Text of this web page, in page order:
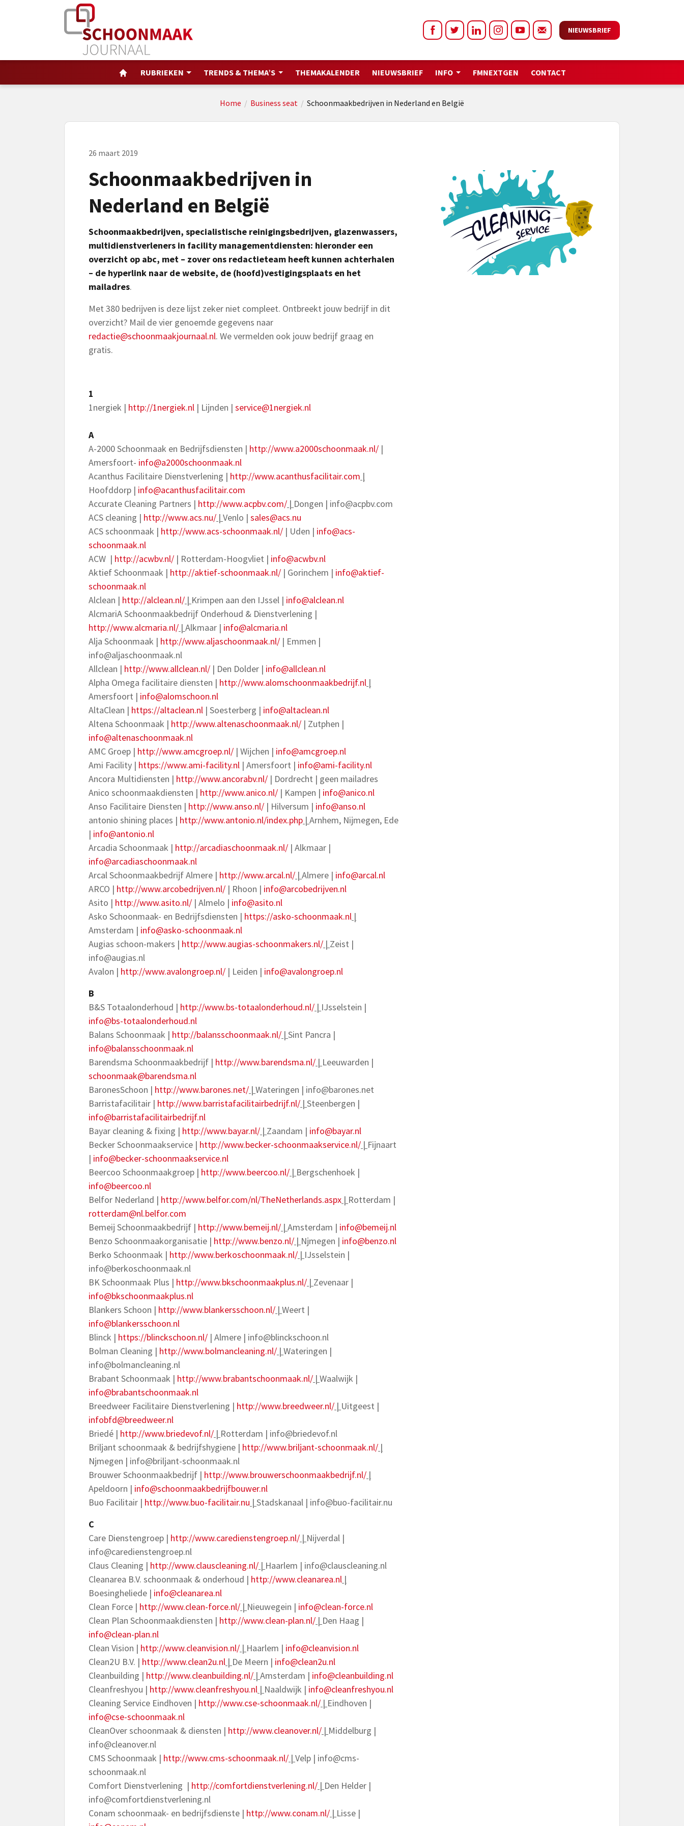
NIEUWSBRIEF
RUBRIEKEN TRENDS & THEMA’S THEMAKALENDER NIEUWSBRIEF INFO FMNEXTGEN CONTACT
Home / Business seat / Schoonmaakbedrijven in Nederland en België
26 maart 2019
Schoonmaakbedrijven in
Nederland en België
Schoonmaakbedrijven, specialistische reinigingsbedrijven, glazenwassers,
multidienstverleners in facility managementdiensten: hieronder een
overzicht op abc, met – zover ons redactieteam heeft kunnen achterhalen
– de hyperlink naar de website, de (hoofd)vestigingsplaats en het
mailadres.
Met 380 bedrijven is deze lijst zeker niet compleet. Ontbreekt jouw bedrijf in dit
overzicht? Mail de vier genoemde gegevens naar
redactie@schoonmaakjournaal.nl. We vermelden ook jouw bedrijf graag en
gratis.
1
1nergiek | http://1nergiek.nl | Lijnden | service@1nergiek.nl
A
A-2000 Schoonmaak en Bedrijfsdiensten | http://www.a2000schoonmaak.nl/ |
Amersfoort- info@a2000schoonmaak.nl
Acanthus Facilitaire Dienstverlening | http://www.acanthusfacilitair.com |
Hoofddorp | info@acanthusfacilitair.com
Accurate Cleaning Partners | http://www.acpbv.com/ | Dongen | info@acpbv.com
ACS cleaning | http://www.acs.nu/ | Venlo | sales@acs.nu
ACS schoonmaak | http://www.acs-schoonmaak.nl/ | Uden | info@acs-
schoonmaak.nl
ACW | http://acwbv.nl/ | Rotterdam-Hoogvliet | info@acwbv.nl
Aktief Schoonmaak | http://aktief-schoonmaak.nl/ | Gorinchem | info@aktief-
schoonmaak.nl
Alclean | http://alclean.nl/ | Krimpen aan den IJssel | info@alclean.nl
AlcmariA Schoonmaakbedrijf Onderhoud & Dienstverlening |
http://www.alcmaria.nl/ | Alkmaar | info@alcmaria.nl
Alja Schoonmaak | http://www.aljaschoonmaak.nl/ | Emmen |
info@aljaschoonmaak.nl
Allclean | http://www.allclean.nl/ | Den Dolder | info@allclean.nl
Alpha Omega facilitaire diensten | http://www.alomschoonmaakbedrijf.nl |
Amersfoort | info@alomschoon.nl
AltaClean | https://altaclean.nl | Soesterberg | info@altaclean.nl
Altena Schoonmaak | http://www.altenaschoonmaak.nl/ | Zutphen |
info@altenaschoonmaak.nl
AMC Groep | http://www.amcgroep.nl/ | Wijchen | info@amcgroep.nl
Ami Facility | https://www.ami-facility.nl | Amersfoort | info@ami-facility.nl
Ancora Multidiensten | http://www.ancorabv.nl/ | Dordrecht | geen mailadres
Anico schoonmaakdiensten | http://www.anico.nl/ | Kampen | info@anico.nl
Anso Facilitaire Diensten | http://www.anso.nl/ | Hilversum | info@anso.nl
antonio shining places | http://www.antonio.nl/index.php | Arnhem, Nijmegen, Ede
| info@antonio.nl
Arcadia Schoonmaak | http://arcadiaschoonmaak.nl/ | Alkmaar |
info@arcadiaschoonmaak.nl
Arcal Schoonmaakbedrijf Almere | http://www.arcal.nl/ | Almere | info@arcal.nl
ARCO | http://www.arcobedrijven.nl/ | Rhoon | info@arcobedrijven.nl
Asito | http://www.asito.nl/ | Almelo | info@asito.nl
Asko Schoonmaak- en Bedrijfsdiensten | https://asko-schoonmaak.nl |
Amsterdam | info@asko-schoonmaak.nl
Augias schoon-makers | http://www.augias-schoonmakers.nl/ | Zeist |
info@augias.nl
Avalon | http://www.avalongroep.nl/ | Leiden | info@avalongroep.nl
B
B&S Totaalonderhoud | http://www.bs-totaalonderhoud.nl/ | IJsselstein |
info@bs-totaalonderhoud.nl
Balans Schoonmaak | http://balansschoonmaak.nl/ | Sint Pancra |
info@balansschoonmaak.nl
Barendsma Schoonmaakbedrijf | http://www.barendsma.nl/ | Leeuwarden |
schoonmaak@barendsma.nl
BaronesSchoon | http://www.barones.net/ | Wateringen | info@barones.net
Barristafacilitair | http://www.barristafacilitairbedrijf.nl/ | Steenbergen |
info@barristafacilitairbedrijf.nl
Bayar cleaning & fixing | http://www.bayar.nl/ | Zaandam | info@bayar.nl
Becker Schoonmaakservice | http://www.becker-schoonmaakservice.nl/ | Fijnaart
| info@becker-schoonmaakservice.nl
Beercoo Schoonmaakgroep | http://www.beercoo.nl/ | Bergschenhoek |
info@beercoo.nl
Belfor Nederland | http://www.belfor.com/nl/TheNetherlands.aspx | Rotterdam |
rotterdam@nl.belfor.com
Bemeij Schoonmaakbedrijf | http://www.bemeij.nl/ | Amsterdam | info@bemeij.nl
Benzo Schoonmaakorganisatie | http://www.benzo.nl/ | Njmegen | info@benzo.nl
Berko Schoonmaak | http://www.berkoschoonmaak.nl/ | IJsselstein |
info@berkoschoonmaak.nl
BK Schoonmaak Plus | http://www.bkschoonmaakplus.nl/ | Zevenaar |
info@bkschoonmaakplus.nl
Blankers Schoon | http://www.blankersschoon.nl/ | Weert |
info@blankersschoon.nl
Blinck | https://blinckschoon.nl/ | Almere | info@blinckschoon.nl
Bolman Cleaning | http://www.bolmancleaning.nl/ | Wateringen |
info@bolmancleaning.nl
Brabant Schoonmaak | http://www.brabantschoonmaak.nl/ | Waalwijk |
info@brabantschoonmaak.nl
Breedweer Facilitaire Dienstverlening | http://www.breedweer.nl/ | Uitgeest |
infobfd@breedweer.nl
Briedé | http://www.briedevof.nl/ | Rotterdam | info@briedevof.nl
Briljant schoonmaak & bedrijfshygiene | http://www.briljant-schoonmaak.nl/ |
Njmegen | info@briljant-schoonmaak.nl
Brouwer Schoonmaakbedrijf | http://www.brouwerschoonmaakbedrijf.nl/ |
Apeldoorn | info@schoonmaakbedrijfbouwer.nl
Buo Facilitair | http://www.buo-facilitair.nu | Stadskanaal | info@buo-facilitair.nu
C
Care Dienstengroep | http://www.caredienstengroep.nl/ | Nijverdal |
info@caredienstengroep.nl
Claus Cleaning | http://www.clauscleaning.nl/ | Haarlem | info@clauscleaning.nl
Cleanarea B.V. schoonmaak & onderhoud | http://www.cleanarea.nl |
Boesingheliede | info@cleanarea.nl
Clean Force | http://www.clean-force.nl/ | Nieuwegein | info@clean-force.nl
Clean Plan Schoonmaakdiensten | http://www.clean-plan.nl/ | Den Haag |
info@clean-plan.nl
Clean Vision | http://www.cleanvision.nl/ | Haarlem | info@cleanvision.nl
Clean2U B.V. | http://www.clean2u.nl | De Meern | info@clean2u.nl
Cleanbuilding | http://www.cleanbuilding.nl/ | Amsterdam | info@cleanbuilding.nl
Cleanfreshyou | http://www.cleanfreshyou.nl | Naaldwijk | info@cleanfreshyou.nl
Cleaning Service Eindhoven | http://www.cse-schoonmaak.nl/ | Eindhoven |
info@cse-schoonmaak.nl
CleanOver schoonmaak & diensten | http://www.cleanover.nl/ | Middelburg |
info@cleanover.nl
CMS Schoonmaak | http://www.cms-schoonmaak.nl/ | Velp | info@cms-
schoonmaak.nl
Comfort Dienstverlening | http://comfortdienstverlening.nl/ | Den Helder |
info@comfortdienstverlening.nl
Conam schoonmaak- en bedrijfsdienste | http://www.conam.nl/ | Lisse |